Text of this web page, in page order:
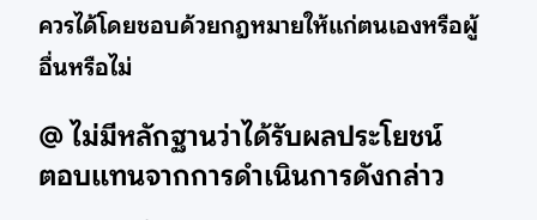
ควรได้โดยชอบด้วยกฎหมายให้แก่ตนเองหรือผู้
อื่นหรือไม่
@ ไม่มีหลักฐานว่าได้รับผลประโยชน์
ตอบแทนจากการดำเนินการดังกล่าว